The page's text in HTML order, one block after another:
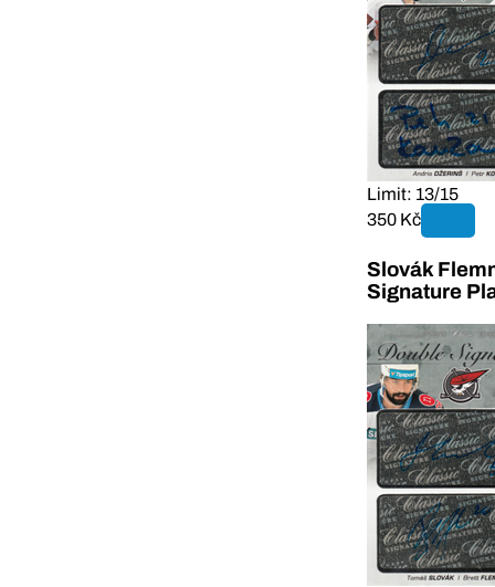
Limit: 13/15
350 Kč
Slovák
Signature